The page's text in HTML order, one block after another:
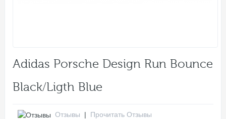
Adidas Porsche Design Run Bounce
Black/Ligth Blue
Отзывы | Прочитать Отзывы